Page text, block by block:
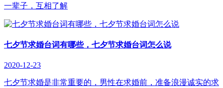
一辈子，互相了解
七夕节求婚台词有哪些，七夕节求婚台词怎么说
2020-12-23
七夕节求婚是非常重要的，男性在求婚前，准备浪漫诚实的求